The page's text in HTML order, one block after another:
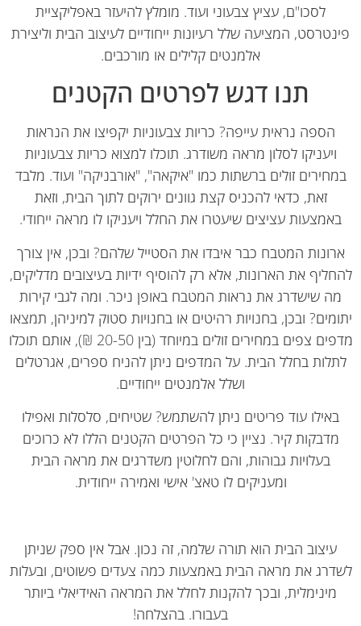
לסכו"ם, עציץ צבעוני ועוד. מומלץ להיעזר באפליקציית
המציעה שלל רעיונות ייחודיים לעיצוב הבית וליצירת
אלמנטים קלילים או מורכבים.
תנו דגש לפרטים הקטנים
הספה נראית עייפה? כריות צבעוניות יקפיצו את הנראות
ויעניקו לסלון מראה משודרג. תוכלו למצוא כריות צבעוניות
זולים ברשתות כמו "איקאה", "אורבניקה" ועוד. מלבד
זאת, כדאי להכניס קצת גוונים ירוקים לתוך הבית, וזאת
עציצים שיעטרו את החלל ויעניקו לו מראה ייחודי.
המטבח כבר איבדו את הסטייל שלהם? ובכן, אין צורך
את הארונות, אלא רק להוסיף ידיות בעיצובים מדליקים,
שישדרג את נראות המטבח באופן ניכר. ומה לגבי קירות
ובכן, בחנויות רהיטים או בחנויות סטוק למיניהן, תמצאו
מדפים צפים במחירים זולים במיוחד (בין 20-50 ₪), אותם תוכלו
בחלל הבית. על המדפים ניתן להניח ספרים, אגרטלים
ושלל אלמנטים ייחודיים.
באילו עוד פריטים ניתן להשתמש? שטיחים, סלסלות ואפילו
מדבקות קיר. נציין כי כל הפרטים הקטנים הללו לא כרוכים
בעלויות גבוהות, והם לחלוטין משדרגים את מראה הבית
ומעניקים לו טאצ' אישי ואמירה ייחודית.
עיצוב הבית הוא תורה שלמה, זה נכון. אבל אין ספק שניתן
את מראה הבית באמצעות כמה צעדים פשוטים, ובעלות
מינימלית, ובכך להקנות לחלל את המראה האידיאלי ביותר
בעבורו. בהצלחה!